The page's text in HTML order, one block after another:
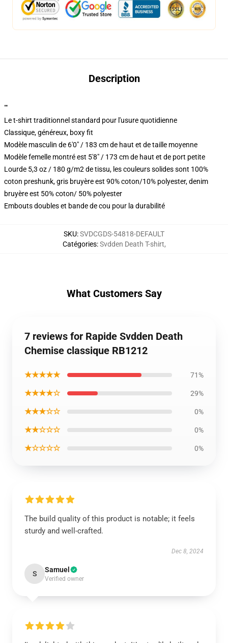
Description
""
Le t-shirt traditionnel standard pour l'usure quotidienne
Classique, généreux, boxy fit
Modèle masculin de 6'0" / 183 cm de haut et de taille moyenne
Modèle femelle montré est 5'8" / 173 cm de haut et de port petite
Lourde 5,3 oz / 180 g/m2 de tissu, les couleurs solides sont 100%
coton preshunk, gris bruyère est 90% coton/10% polyester, denim
bruyère est 50% coton/ 50% polyester
Embouts doubles et bande de cou pour la durabilité
SKU:SVDCGDS-54818-DEFAULT
Catégories:Svdden Death T-shirt,
What Customers Say
7 reviews for Rapide Svdden Death
Chemise classique RB1212
★★★★★ 71%
★★★★☆ 29%
★★★☆☆ 0%
★★☆☆☆ 0%
★☆☆☆☆ 0%
The build quality of this product is notable; it feels
sturdy and well-crafted.
Dec 8, 2024
S Samuel
Verified owner